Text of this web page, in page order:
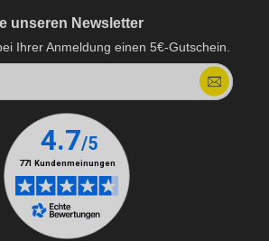
unseren Newsletter
Ihrer Anmeldung einen 5€-Gutschein.